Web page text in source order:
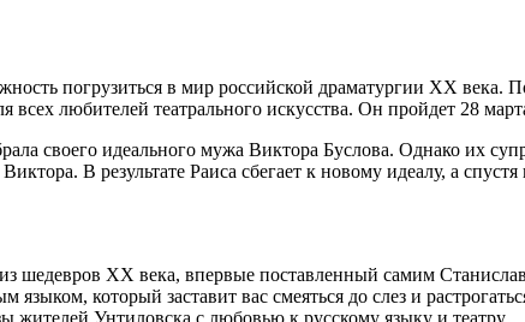
погрузиться в мир российской драматургии XX века.
всех любителей театрального искусства. Он пройдет 28
своего идеального мужа Виктора Буслова. Однако их
В результате Раиса сбегает к новому идеалу, а
шедевров XX века, впервые поставленный самим
который заставит вас смеяться до слез и
жителей Унтиловска с любовью к русскому языку и театру.